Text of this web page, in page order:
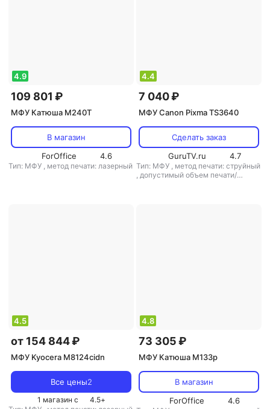
4.9
109 801 ₽
МФУ Катюша M240T
В магазин
ForOffice
4.6
Тип: МФУ , метод печати: лазерный
4.4
7 040 ₽
МФУ Canon Pixma TS3640
Сделать заказ
GuruTV.ru
4.7
Тип: МФУ , метод печати: струйный
, допустимый объем печати/
4.5
от 154 844 ₽
МФУ Kyocera M8124cidn
Все цены2
1 магазин с 4.5+
4.8
73 305 ₽
МФУ Катюша M133p
В магазин
ForOffice
4.6